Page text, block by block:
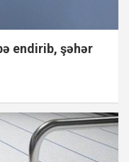
endirib, şəhər